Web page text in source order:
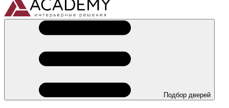
Подбор дверей